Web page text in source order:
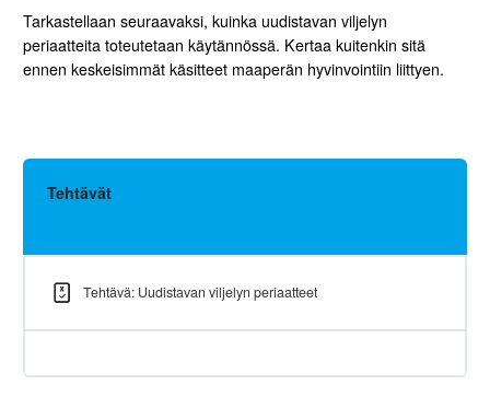
Tarkastellaan seuraavaksi, kuinka uudistavan viljelyn
periaatteita toteutetaan käytännössä. Kertaa kuitenkin sitä
ennen keskeisimmät käsitteet maaperän hyvinvointiin liittyen.
Tehtävät
Tehtävä: Uudistavan viljelyn periaatteet